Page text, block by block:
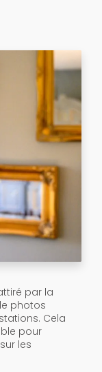
par la
photos
Cela
pour
les